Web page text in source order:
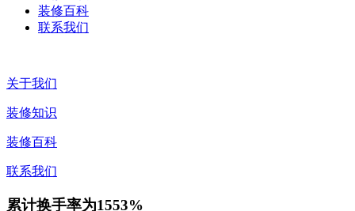
装修百科
联系我们
关于我们
装修知识
装修百科
联系我们
累计换手率为1553%